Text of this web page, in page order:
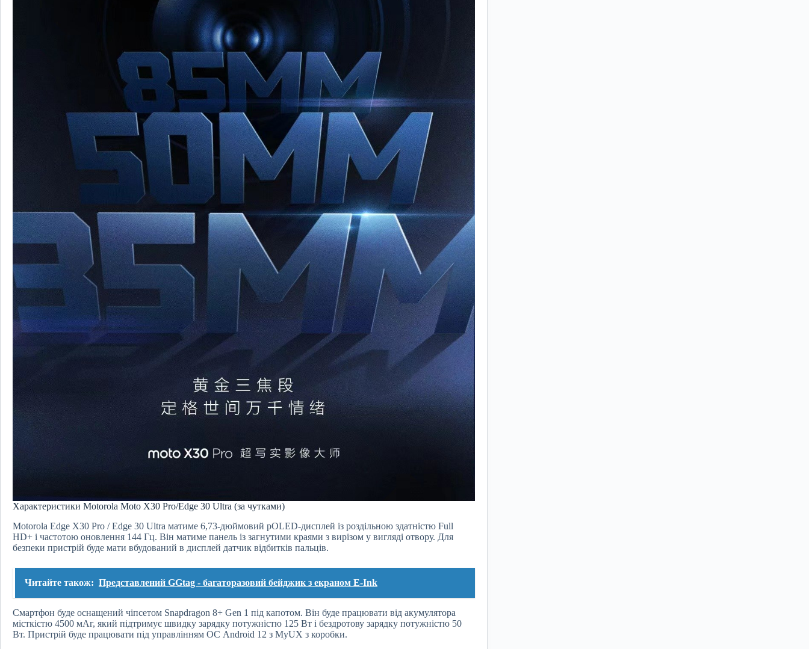
Характеристики Motorola Moto X30 Pro/Edge 30 Ultra (за чутками)
Motorola Edge X30 Pro / Edge 30 Ultra матиме 6,73-дюймовий pOLED-дисплей із роздільною здатністю Full
HD+ і частотою оновлення 144 Гц. Він матиме панель із загнутими краями з вирізом у вигляді отвору. Для
безпеки пристрій буде мати вбудований в дисплей датчик відбитків пальців.
Читайте також: Представлений GGtag - багаторазовий бейджик з екраном E-Ink
Смартфон буде оснащений чіпсетом Snapdragon 8+ Gen 1 під капотом. Він буде працювати від акумулятора
місткістю 4500 мАг, який підтримує швидку зарядку потужністю 125 Вт і бездротову зарядку потужністю 50
Вт. Пристрій буде працювати під управлінням ОС Android 12 з MyUX з коробки.